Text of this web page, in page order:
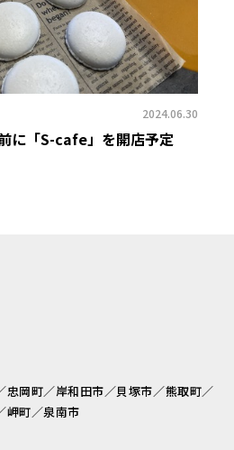
2024.06.30
に「S-cafe」を開店予定
忠岡町／岸和田市／貝塚市／熊取町／
岬町／泉南市